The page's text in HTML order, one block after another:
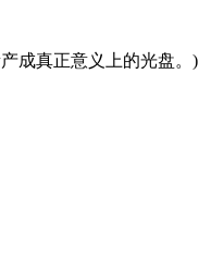
成真正意义上的光盘。)